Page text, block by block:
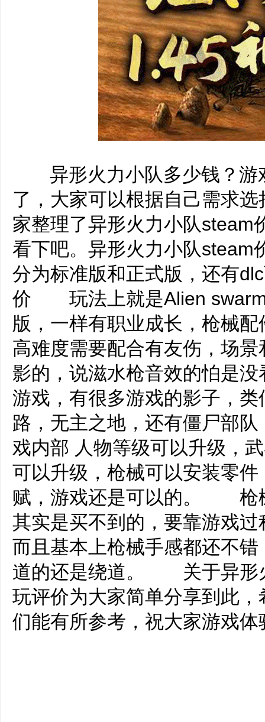
异形火力小队多少钱？游
了，大家可以根据自己需求
家整理了异形火力小队steam
看下吧。异形火力小队
分为标准版和正式版，还
价 玩法上就是Alien swarm
版，一样有职业成长，枪械
高难度需要配合有友伤，场
影的，说滋水枪音效的怕
游戏，有很多游戏的影子，
路，无主之地，还有僵尸
戏内部 人物等级可以升级，
可以升级，枪械可以安装零
赋，游戏还是可以的。 枪
其实是买不到的，要靠游戏
而且基本上枪械手感都还不
道的还是绕道。 关于异形
玩评价为大家简单分享到此
们能有所参考，祝大家游戏体